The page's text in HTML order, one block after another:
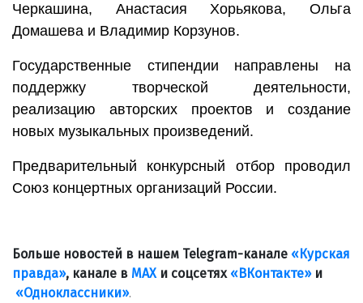
Черкашина, Анастасия Хорьякова, Ольга
Домашева и Владимир Корзунов.
Государственные стипендии направлены на
поддержку творческой деятельности,
реализацию авторских проектов и создание
новых музыкальных произведений.
Предварительный конкурсный отбор проводил
Союз концертных организаций России.
Больше новостей в нашем Telegram-канале «Курская
правда», канале в МАХи соцсетях «ВКонтакте»и
«Одноклассники».